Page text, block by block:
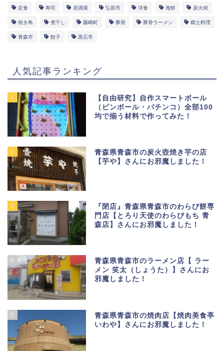
定食 寿司 居酒屋 弘前市 洋食 海鮮 炭火焼
焼き鳥 煮干し 藤崎町 豚骨 豚骨ラーメン 郷土料理
青森市 餃子 黒石市
人気記事ランキング
1
【自由研究】自作スマートボール
（ピンボール・パチンコ）全部100
均で揃う材料で作ってみた！
2
青森県青森市の炭火壺焼き芋の店
【芋や】さんにお邪魔しました！
3
『閉店』青森県青森市のわらび餅専
門店【とろり天使のわらびもち 青
森店】さんにお邪魔しました！
4
青森県青森市のラーメン店【 ラー
メン 笑太（しょうた）】さんにお
邪魔しました！
5
青森県青森市の焼肉店【焼肉美食亭
いわや】さんにお邪魔しました！